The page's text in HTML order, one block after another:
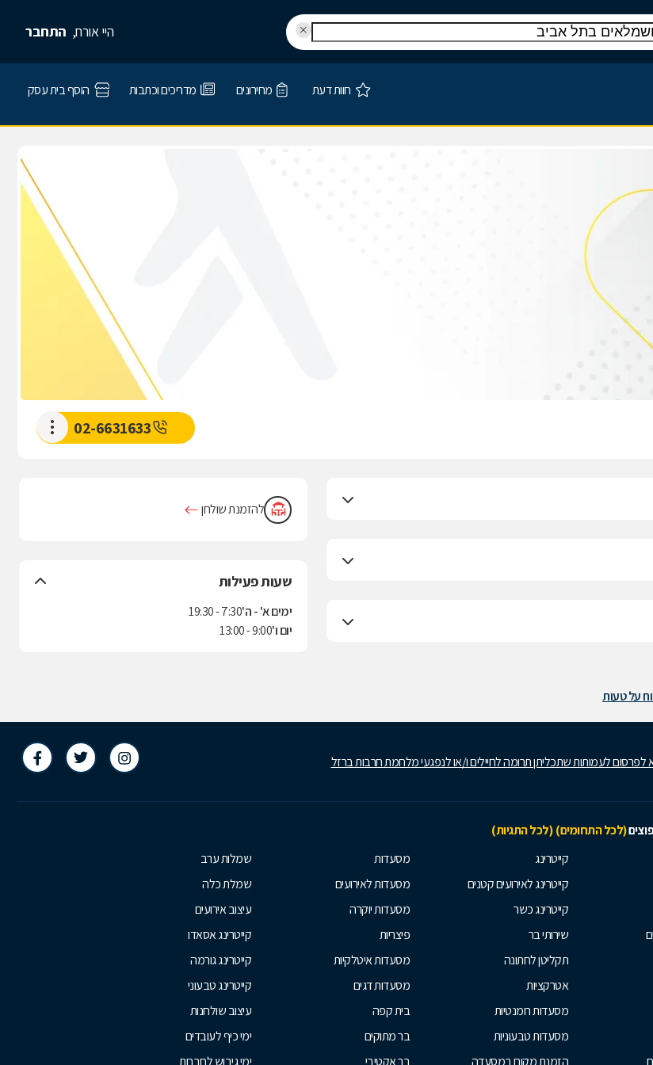
היי אורח, התחבר
חוות דעת מחירונים מדריכים וכתבות הוסף בית עסק
02-6631633
להזמנת שולחן
שעות פעילות
ימים א' - ה'7:30 - 19:30
יום ו'9:00 - 13:00
על טעות
לפרסום לעמותות שתכליתן תרומה לחיילים ו/או לנפגעי מלחמת חרבות ברזל
(לכל התחומים) (לכל התגיות)
קייטרינג
קייטרינג לאירועים קטנים
קייטרינג כשר
שירותי בר
תקליטן לחתונה
אטרקציות
מסעדות רומנטיות
מסעדות טבעוניות
הזמנת מקום במסעדה
מסעדות
מסעדות לאירועים
מסעדות יוקרה
פיצריות
מסעדות איטלקיות
מסעדות דגים
בית קפה
בר מתוקים
בר אקטיבי
שמלות ערב
שמלת כלה
עיצוב אירועים
קייטרינג אסאדו
קייטרינג גורמה
קייטרינג טבעוני
עיצוב שולחנות
ימי כיף לעובדים
ימי גיבוש לחברות